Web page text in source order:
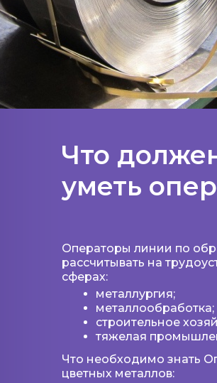
Что
уметь
Операторы линии по
рассчитывать на
сферах:
металлургия;
металлообработка;
строительное
тяжелая
Что необходимо знать
цветных металлов: